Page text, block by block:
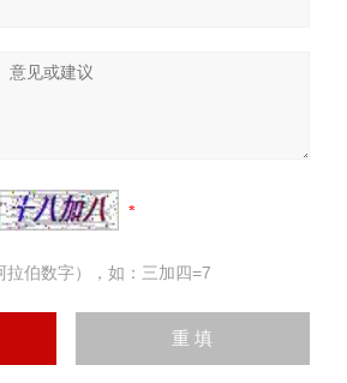
伯数字），如：三加四=7